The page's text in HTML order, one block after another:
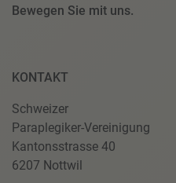
Bewegen Sie mit uns.
KONTAKT
Schweizer
Paraplegiker-Vereinigung
Kantonsstrasse 40
6207 Nottwil